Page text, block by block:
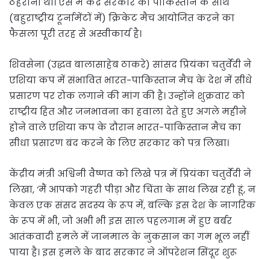
(बहुराष्ट्रीय टूर्नामेंटों में) क्रिकेट मैच आयोजित करने का
फैसला पूरी तरह से अस्वीकार्य है।
शिवसेना (उद्धव बालासाहेब ठाकरे) सांसद प्रियंका चतुर्वेदी ने
एशिया कप में संभावित भारत-पाकिस्तान मैच के देश में सीधे
प्रसारण पर रोक लगाने की मांग की है। उन्होंने शुक्रवार को
राष्ट्रीय हित और जनभावना का हवाला देते हुए अगले महीने
होने वाले एशिया कप के दौरान भारत-पाकिस्तान मैच का
सीधा प्रसारण बंद करने के लिए सरकार को पत्र लिखा।
केंद्रीय मंत्री अश्विनी वैष्णव को लिखे पत्र में प्रियंका चतुर्वेदी ने
लिखा, ‘मैं आपको गहरी पीड़ा और चिंता के साथ लिख रही हूं, न
केवल एक संसद सदस्य के रूप में, बल्कि इस देश के नागरिक
के रूप में भी, जो अभी भी इस साल पहलगाम में हुए बर्बर
आतंकवादी हमले में जानमाल के नुकसान का गम भूल नहीं
पाया है। इस हमले के बाद सरकार ने ऑपरेशन सिंदूर शुरू